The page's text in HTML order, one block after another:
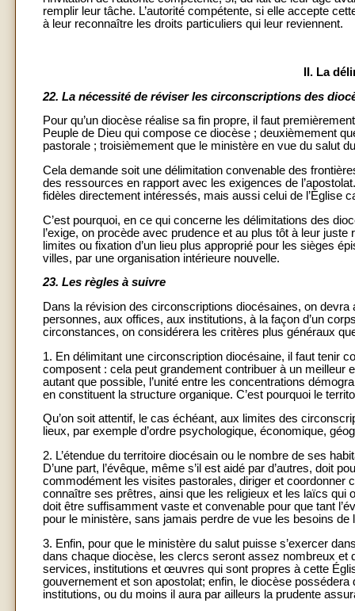
remplir leur tâche. L’autorité compétente, si elle accepte
à leur reconnaître les droits particuliers qui leur reviennent.
II. La
22. La nécessité de réviser les circonscriptions des
Pour qu’un diocèse réalise sa fin propre, il faut
Peuple de Dieu qui compose ce diocèse ; deuxièmement
pastorale ; troisièmement que le ministère en vue du salut
Cela demande soit une délimitation convenable des
des ressources en rapport avec les exigences de
fidèles directement intéressés, mais aussi celui de l’Église
C’est pourquoi, en ce qui concerne les délimitations des
l’exige, on procède avec prudence et au plus tôt à leur
limites ou fixation d’un lieu plus approprié pour les sièges
villes, par une organisation intérieure nouvelle.
23. Les règles à suivre
Dans la révision des circonscriptions diocésaines, on
personnes, aux offices, aux institutions, à la façon d’un
circonstances, on considérera les critères plus généraux
1. En délimitant une circonscription diocésaine, il faut tenir
composent : cela peut grandement contribuer à un
autant que possible, l’unité entre les concentrations
en constituent la structure organique. C’est pourquoi le
Qu’on soit attentif, le cas échéant, aux limites des
lieux, par exemple d’ordre psychologique, économique,
2. L’étendue du territoire diocésain ou le nombre de ses
D’une part, l’évêque, même s’il est aidé par d’autres, doit
commodément les visites pastorales, diriger et coordonner
connaître ses prêtres, ainsi que les religieux et les laïcs qui
doit être suffisamment vaste et convenable pour que tant
pour le ministère, sans jamais perdre de vue les besoins de
3. Enfin, pour que le ministère du salut puisse s’exercer
dans chaque diocèse, les clercs seront assez nombreux et
services, institutions et œuvres qui sont propres à cette
gouvernement et son apostolat; enfin, le diocèse
institutions, ou du moins il aura par ailleurs la prudente